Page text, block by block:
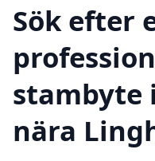
Sök efter
stambyte
nära